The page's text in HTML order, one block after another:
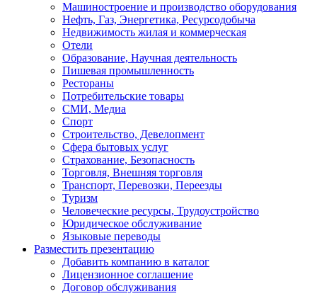
Машиностроение и производство оборудования
Нефть, Газ, Энергетика, Ресурсодобыча
Недвижимость жилая и коммерческая
Отели
Образование, Научная деятельность
Пишевая промышленность
Рестораны
Потребительские товары
СМИ, Медиа
Спорт
Строительство, Девелопмент
Сфера бытовых услуг
Страхование, Безопасность
Торговля, Внешняя торговля
Транспорт, Перевозки, Переезды
Туризм
Человеческие ресурсы, Трудоустройство
Юридическое обслуживание
Языковые переводы
Разместить презентацию
Добавить компанию в каталог
Лицензионное соглашение
Договор обслуживания